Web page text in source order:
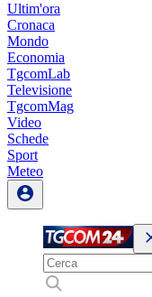
Ultim'ora
Cronaca
Mondo
Economia
TgcomLab
Televisione
TgcomMag
Video
Schede
Sport
Meteo